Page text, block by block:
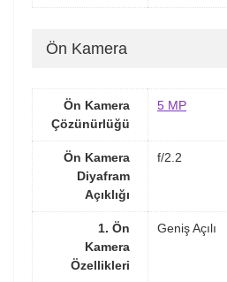
Ön Kamera
Ön Kamera
Çözünürlüğü
5 MP
Ön Kamera
Diyafram
Açıklığı
f/2.2
1. Ön
Kamera
Özellikleri
Geniş Açılı